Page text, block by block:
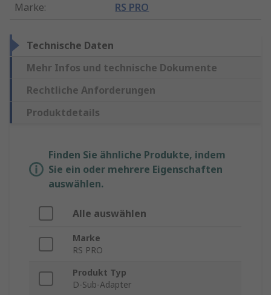
Marke: RS PRO
Technische Daten
Mehr Infos und technische Dokumente
Rechtliche Anforderungen
Produktdetails
Finden Sie ähnliche Produkte, indem
Sie ein oder mehrere Eigenschaften
auswählen.
Alle auswählen
Marke
RS PRO
Produkt Typ
D-Sub-Adapter